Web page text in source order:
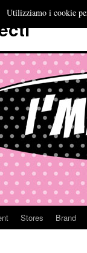
Stores Brand
Utilizziamo i cookie